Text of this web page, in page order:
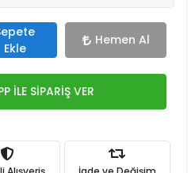
Ekle
Hemen Al
İLE SİPARİŞ VER